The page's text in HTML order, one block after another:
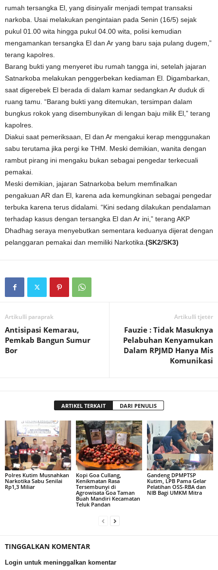
rumah tersangka El, yang disinyalir menjadi tempat transaksi
narkoba. Usai melakukan pengintaian pada Senin (16/5) sejak
pukul 01.00 wita hingga pukul 04.00 wita, polisi kemudian
mengamankan tersangka El dan Ar yang baru saja pulang dugem,”
terang kapolres.
Barang bukti yang menyeret ibu rumah tangga ini, setelah jajaran
Satnarkoba melakukan penggerbekan kediaman El. Digambarkan,
saat digerebek El berada di dalam kamar sedangkan Ar duduk di
ruang tamu. “Barang bukti yang ditemukan, tersimpan dalam
bungkus rokok yang disembunyikan di lengan baju milik El,” terang
kapolres.
Diakui saat pemeriksaan, El dan Ar mengakui kerap menggunakan
sabu terutama jika pergi ke THM. Meski demikian, wanita dengan
rambut pirang ini mengaku bukan sebagai pengedar terkecuali
pemakai.
Meski demikian, jajaran Satnarkoba belum memfinalkan
pengakuan AR dan El, karena ada kemungkinan sebagai pengedar
terbuka karena terus didalami. “Kini sedang dilakukan pendalaman
terhadap kasus dengan tersangka El dan Ar ini,” terang AKP
Dhadhag seraya menyebutkan sementara keduanya dijerat dengan
pelanggaran pemakai dan memiliki Narkotika. (SK2/SK3)
Artikulli paraprak
Antisipasi Kemarau,
Pemkab Bangun Sumur
Bor
Artikulli tjetër
Fauzie : Tidak Masuknya
Pelabuhan Kenyamukan
Dalam RPJMD Hanya Mis
Komunikasi
ARTIKEL TERKAIT DARI PENULIS
Polres Kutim Musnahkan
Narkotika Sabu Senilai
Rp1,3 Miliar
Kopi Goa Cullang,
Kenikmatan Rasa
Tersembunyi di
Agrowisata Goa Taman
Buah Mandiri Kecamatan
Teluk Pandan
Gandeng DPMPTSP
Kutim, LPB Pama Gelar
Pelatihan OSS-RBA dan
NIB Bagi UMKM Mitra
TINGGALKAN KOMENTAR
Login untuk meninggalkan komentar